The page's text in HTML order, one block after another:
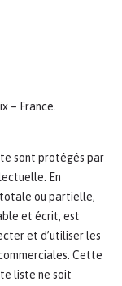
– France.
sont protégés par
En
ou partielle,
et écrit, est
et d’utiliser les
Cette
liste ne soit